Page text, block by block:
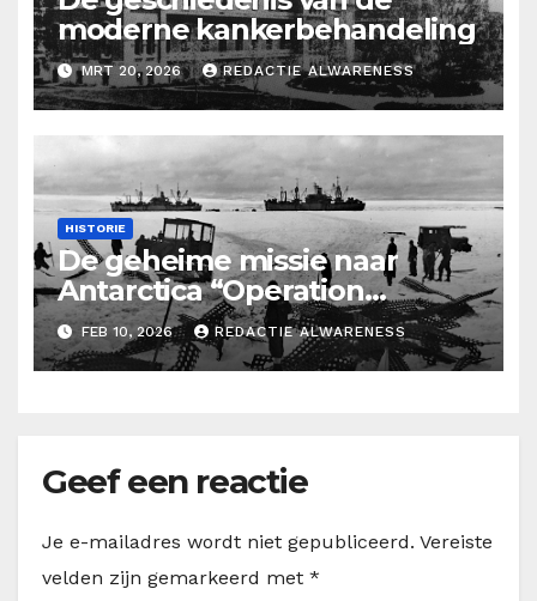
moderne kankerbehandeling
MRT 20, 2026 REDACTIE ALWARENESS
HISTORIE
De geheime missie naar
Antarctica “Operation
Highjump’
FEB 10, 2026 REDACTIE ALWARENESS
Geef een reactie
Je e-mailadres wordt niet gepubliceerd. Vereiste
velden zijn gemarkeerd met *